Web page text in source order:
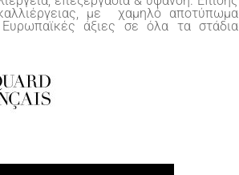
με χαμηλό αποτύπωμα
άξιες σε όλα τα στάδια